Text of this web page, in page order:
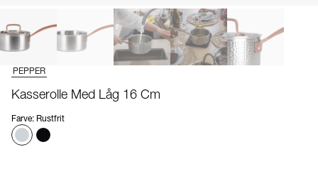
PEPPER
Kasserolle Med Låg 16 Cm
Farve: Rustfrit